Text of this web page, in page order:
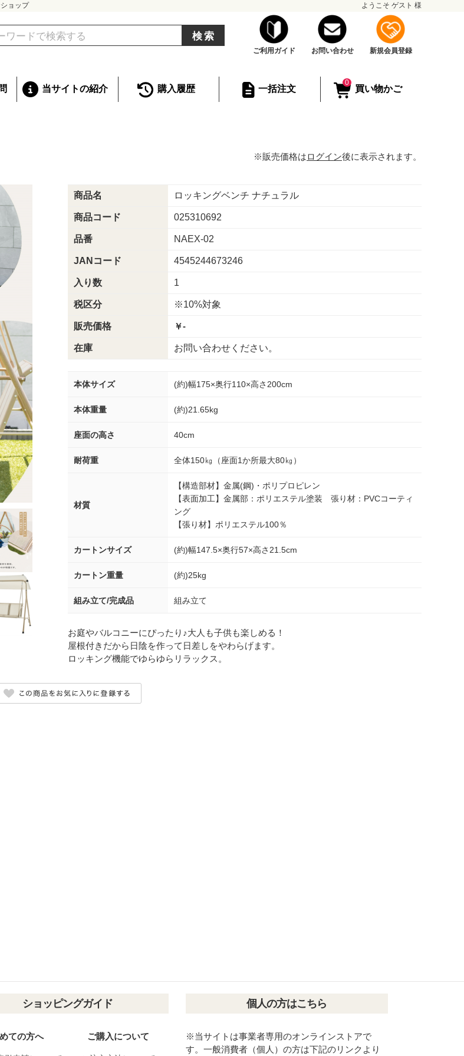
ョップ ようこそ ゲスト 様
検索
ご利用ガイド お問い合わせ 新規会員登録
当サイトの紹介 購入履歴 一括注文
0
買い物かご
※販売価格はログイン後に表示されます。
商品名 ロッキングベンチ ナチュラル
商品コード 025310692
品番 NAEX-02
JANコード 4545244673246
入り数 1
税区分 ※10%対象
販売価格 ￥-
在庫 お問い合わせください。
本体サイズ (約)幅175×奥行110×高さ200cm
本体重量 (約)21.65kg
座面の高さ 40cm
耐荷重 全体150㎏（座面1か所最大80㎏）
材質
【構造部材】金属(鋼)・ポリプロピレン
【表面加工】金属部：ポリエステル塗装 張り材：PVCコーティ
ング
【張り材】ポリエステル100％
カートンサイズ (約)幅147.5×奥行57×高さ21.5cm
カートン重量 (約)25kg
組み立て/完成品 組み立て
お庭やバルコニーにぴったり♪大人も子供も楽しめる！
屋根付きだから日陰を作って日差しをやわらげます。
ロッキング機能でゆらゆらリラックス。
ショッピングガイド
ての方へ ご購入について
個人の方はこちら
※当サイトは事業者専用のオンラインストアで
す。一般消費者（個人）の方は下記のリンクより